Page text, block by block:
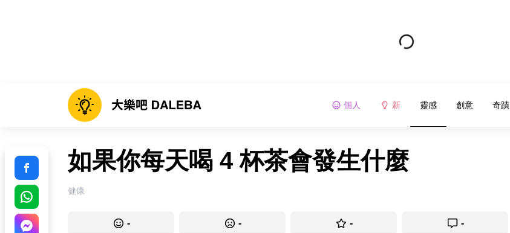
個人 新 靈感 創意 奇蹟
如果你每天喝 4 杯茶會發生什麼
健康
- - - -